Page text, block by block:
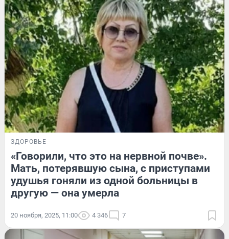
ЗДОРОВЬЕ
«Говорили, что это на нервной почве».
Мать, потерявшую сына, с приступами
удушья гоняли из одной больницы в
другую — она умерла
20 ноября, 2025, 11:00 4 346 7